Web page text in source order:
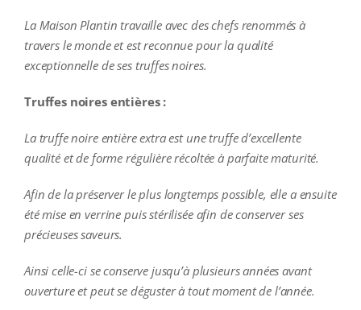
La Maison Plantin travaille avec des chefs renommés à
travers le monde et est reconnue pour la qualité
exceptionnelle de ses truffes noires.
Truffes noires entières :
La truffe noire entière extra est une truffe d’excellente
qualité et de forme régulière récoltée à parfaite maturité.
Afin de la préserver le plus longtemps possible, elle a ensuite
été mise en verrine puis stérilisée afin de conserver ses
précieuses saveurs.
Ainsi celle-ci se conserve jusqu’à plusieurs années avant
ouverture et peut se déguster à tout moment de l’année.